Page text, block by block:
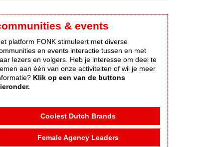
& events
platform FONK stimuleert met diverse
en events interactie tussen en met
lezers en volgers. Heb je interesse om deel te
aan één van onze activiteiten of wil je meer
Klik op een van de buttons
Coolest Dutch Brands
Female Agency Leaders